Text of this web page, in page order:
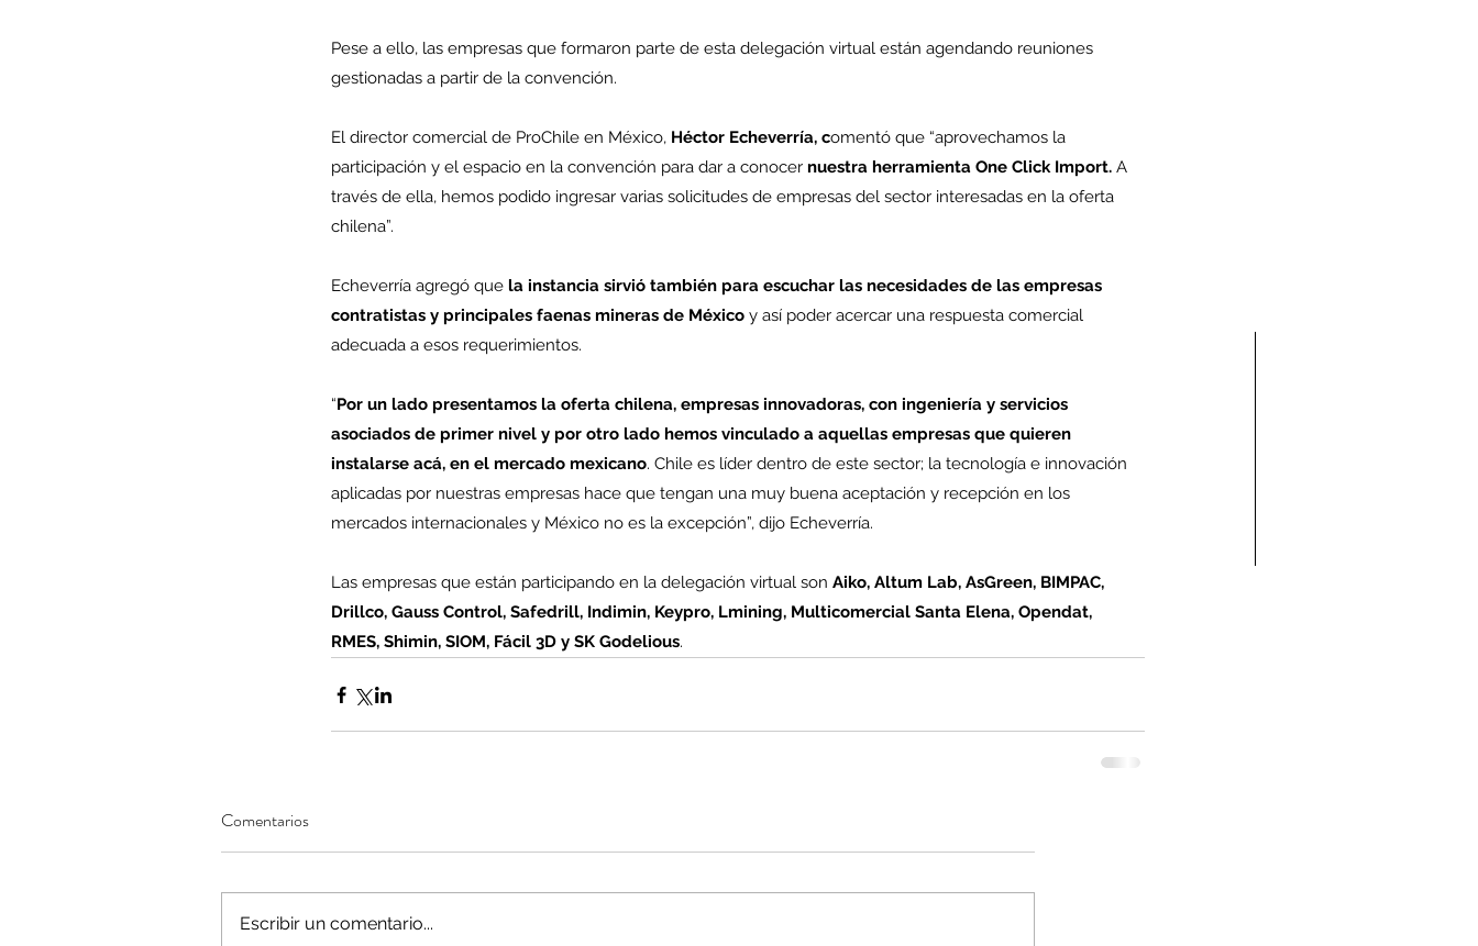
Our Recent Posts
Minería del cobre enfrenta
menor producción mientras
operaciones avanzan en
Condolencias Carlos
Pese a ello, las empresas que formaron parte de esta delegación virtual están agendando reuniones
gestionadas a partir de la convención.
El director comercial de ProChile en México, Héctor Echeverría, comentó que “aprovechamos la
participación y el espacio en la convención para dar a conocer nuestra herramienta One Click Import. A
través de ella, hemos podido ingresar varias solicitudes de empresas del sector interesadas en la oferta
chilena”.
Echeverría agregó que la instancia sirvió también para escuchar las necesidades de las empresas
contratistas y principales faenas mineras de México y así poder acercar una respuesta comercial
adecuada a esos requerimientos.
“Por un lado presentamos la oferta chilena, empresas innovadoras, con ingeniería y servicios
asociados de primer nivel y por otro lado hemos vinculado a aquellas empresas que quieren
instalarse acá, en el mercado mexicano. Chile es líder dentro de este sector; la tecnología e innovación
aplicadas por nuestras empresas hace que tengan una muy buena aceptación y recepción en los
mercados internacionales y México no es la excepción”, dijo Echeverría.
Las empresas que están participando en la delegación virtual son Aiko, Altum Lab, AsGreen, BIMPAC,
Drillco, Gauss Control, Safedrill, Indimin, Keypro, Lmining, Multicomercial Santa Elena, Opendat,
RMES, Shimin, SIOM, Fácil 3D y SK Godelious.
Comentarios
Escribir un comentario...